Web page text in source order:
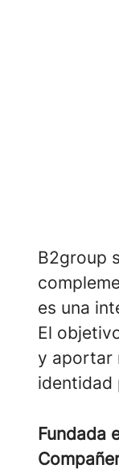
B2group
es una
El
y aportar
identidad
Fundada